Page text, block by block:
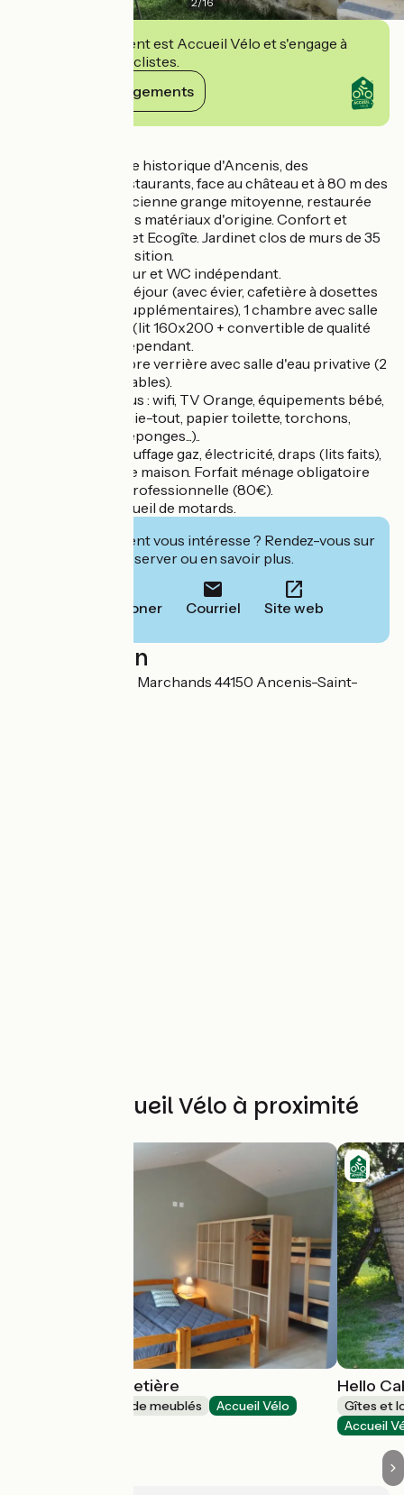
Cet établissement est Accueil Vélo et s'engage à
accueillir des cyclistes.
Voir ses engagements
Au cœur du centre historique d'Ancenis, des
commerces et restaurants, face au château et à 80 m des
bords de Loire, ancienne grange mitoyenne, restaurée
dans le respect des matériaux d'origine. Confort et
modernité pour cet Ecogîte. Jardinet clos de murs de 35
m². Garage à disposition.
RDC: cuisine/séjour et WC indépendant.
1er niveau: salon/séjour (avec évier, cafetière à dosettes
et micro-ondes supplémentaires), 1 chambre avec salle
d'eau/wc privatifs (lit 160x200 + convertible de qualité
90x200), WC indépendant.
2e niveau: 1 chambre verrière avec salle d'eau privative (2
lits 90x200 jumelables).
Equipements inclus : wifi, TV Orange, équipements bébé,
kit propreté (essuie-tout, papier toilette, torchons,
produit vaisselle, éponges...)..
Tout compris: chauffage gaz, électricité, draps (lits faits),
linge de toilette/de maison. Forfait ménage obligatoire
pour la clientèle professionnelle (80€).
Gîte adapté à l'accueil de motards.
Cet établissement vous intéresse ? Rendez-vous sur
leur site pour réserver ou en savoir plus.
Téléphoner Courriel Site web
Localisation
51 Ruelle des Trois Marchands 44150 Ancenis-Saint-
Autres Accueil Vélo à proximité
Gîte de la Guichetière
Gîtes et locations de meublés Accueil Vélo
Hello
Gîtes et
Accueil